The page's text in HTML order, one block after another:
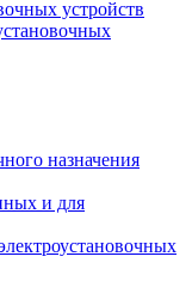
устройств
назначения
и для